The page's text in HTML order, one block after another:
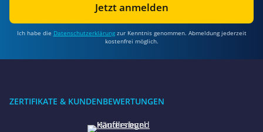
Jetzt anmelden
Ich habe die Datenschutzerklärungzur Kenntnis genommen. Abmeldung jederzeit
kostenfrei möglich.
ZERTIFIKATE & KUNDENBEWERTUNGEN